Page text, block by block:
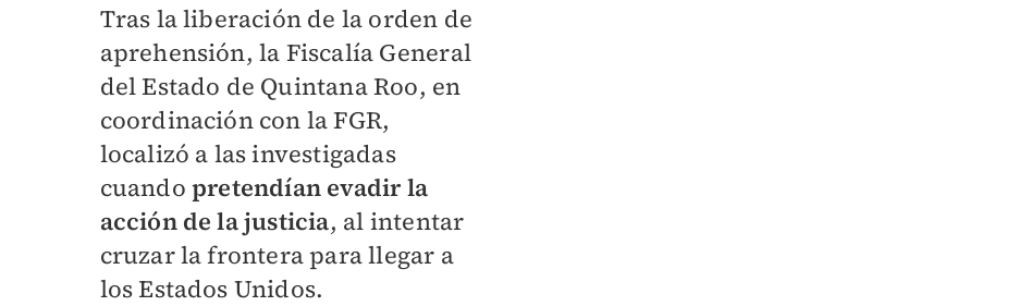
Tras la liberación de la orden de
aprehensión, la Fiscalía General
del Estado de Quintana Roo, en
coordinación con la FGR,
localizó a las investigadas
cuando pretendían evadir la
acción de la justicia, al intentar
cruzar la frontera para llegar a
los Estados Unidos.